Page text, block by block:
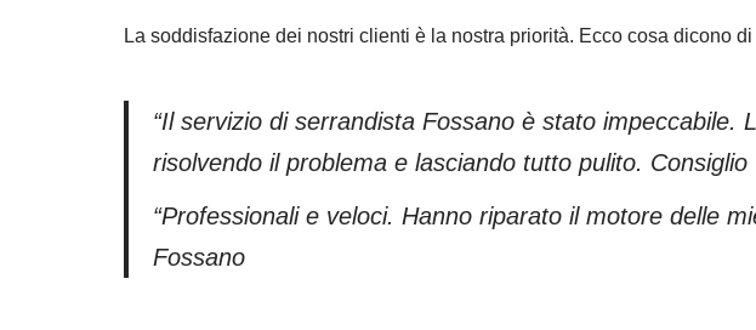
La soddisfazione dei nostri clienti è la nostra priorità. Ecco cosa dicono di
“Il servizio di serrandista Fossano è stato
risolvendo il problema e lasciando tutto pulito.
“Professionali e veloci. Hanno riparato il motore delle
Fossano